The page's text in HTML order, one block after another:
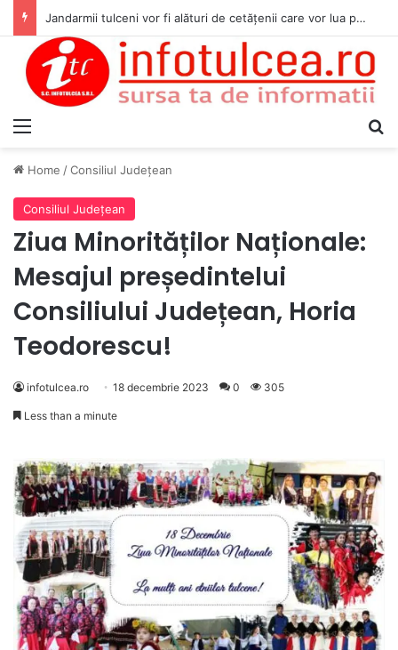
Jandarmii tulceni vor fi alături de cetățenii care vor lua parte la Festivalul Folk Țestos
Home /Consiliul Judeţean
Consiliul Judeţean
Ziua Minorităților Naționale:
Mesajul președintelui
Consiliului Județean, Horia
Teodorescu!
infotulcea.ro 18 decembrie 2023 0 305
Less than a minute